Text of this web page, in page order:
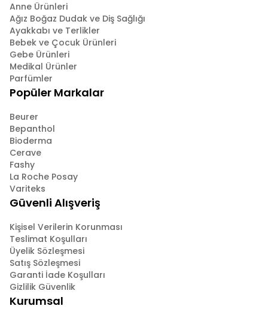
Anne Ürünleri
Ağız Boğaz Dudak ve Diş Sağlığı
Ayakkabı ve Terlikler
Bebek ve Çocuk Ürünleri
Gebe Ürünleri
Medikal Ürünler
Parfümler
Popüler Markalar
Beurer
Bepanthol
Bioderma
Cerave
Fashy
La Roche Posay
Variteks
Güvenli Alışveriş
Kişisel Verilerin Korunması
Teslimat Koşulları
Üyelik Sözleşmesi
Satış Sözleşmesi
Garanti İade Koşulları
Gizlilik Güvenlik
Kurumsal